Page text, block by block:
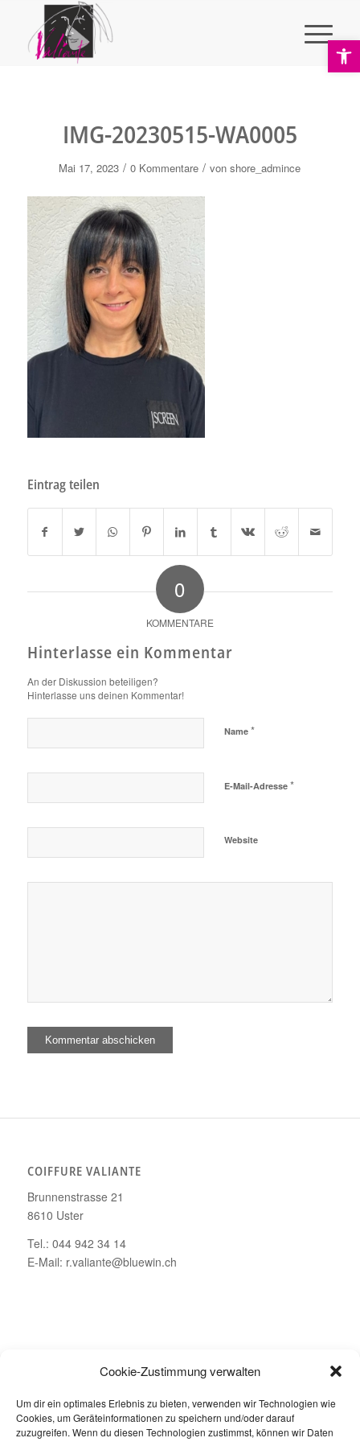
Cookie-Zustimmung verwalten
Um dir ein optimales Erlebnis zu bieten, verwenden wir Technologien wie
Cookies, um Geräteinformationen zu speichern und/oder darauf
zuzugreifen. Wenn du diesen Technologien zustimmst, können wir Daten
IMG-20230515-WA0005
Mai 17, 2023 / 0 Kommentare / vonshore_admince
Eintrag teilen
0
KOMMENTARE
Hinterlasse ein Kommentar
An der Diskussion beteiligen?
Hinterlasse uns deinen Kommentar!
Name *
E-Mail-Adresse *
Website
COIFFURE VALIANTE
Brunnenstrasse 21
8610 Uster
Tel.: 044 942 34 14
E-Mail: r.valiante@bluewin.ch
Dienstag bis Freitag: 08.00 – 19.00 Uhr
Samstag: 08.00 – 16.00 Uhr